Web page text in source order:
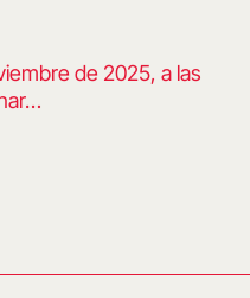
de 2025, a las